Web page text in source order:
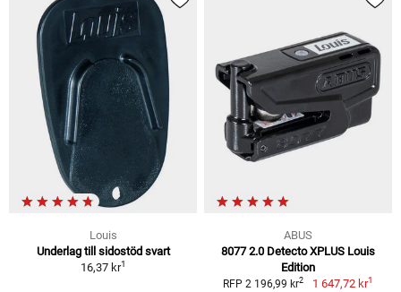
Louis
Underlag till sidostöd svart
16,37 kr1
ABUS
8077 2.0 Detecto XPLUS Louis
Edition
RFP 2 196,99 kr2 1 647,72 kr1